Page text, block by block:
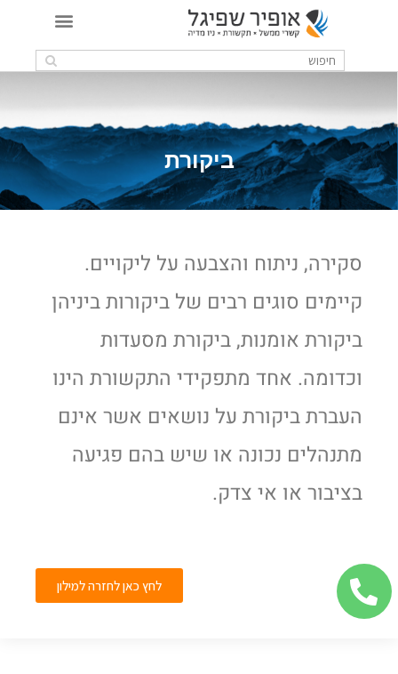
ביקורת
סקירה, ניתוח והצבעה על ליקויים.
קיימים סוגים רבים של ביקורות ביניהן
ביקורת אומנות, ביקורת מסעדות
וכדומה. אחד מתפקידי התקשורת הינו
העברת ביקורת על נושאים אשר אינם
מתנהלים נכונה או שיש בהם פגיעה
בציבור או אי צדק.
לחץ כאן לחזרה למילון